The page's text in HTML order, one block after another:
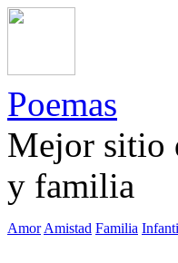
Poemas
Mejor sitio
y familia
Amor Amistad Familia